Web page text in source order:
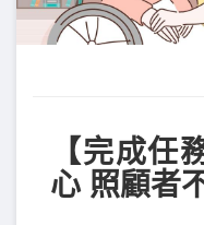
【完成任
心 照顧者